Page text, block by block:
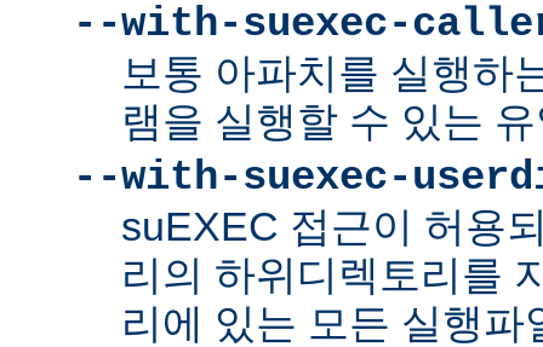
--with-suexec-
보통 아파치를 실행하
램을 실행할 수 있는
--with-suexec-
suEXEC 접근이 허용
리의 하위디렉토리를
리에 있는 모든 실행파